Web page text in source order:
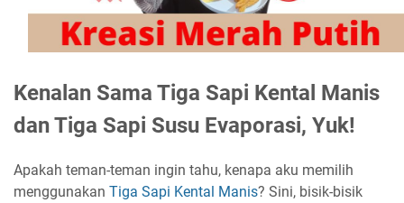
Kenalan Sama Tiga Sapi Kental Manis
dan Tiga Sapi Susu Evaporasi, Yuk!
Apakah teman-teman ingin tahu, kenapa aku memilih
menggunakan Tiga Sapi Kental Manis? Sini, bisik-bisik